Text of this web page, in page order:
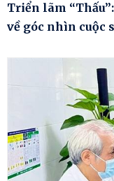
Triển lãm
về góc nhìn cuộc